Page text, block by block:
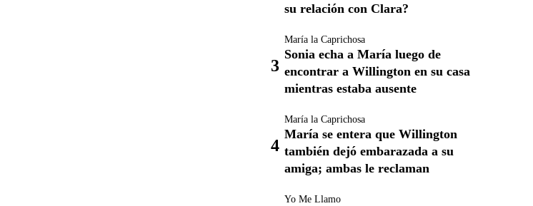
su relación con Clara?
María la Caprichosa
Sonia echa a María luego de
encontrar a Willington en su casa
mientras estaba ausente
María la Caprichosa
María se entera que Willington
también dejó embarazada a su
amiga; ambas le reclaman
Yo Me Llamo